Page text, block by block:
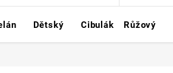
Dětský Cibulák Růžový